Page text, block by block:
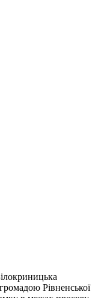
Рівненської